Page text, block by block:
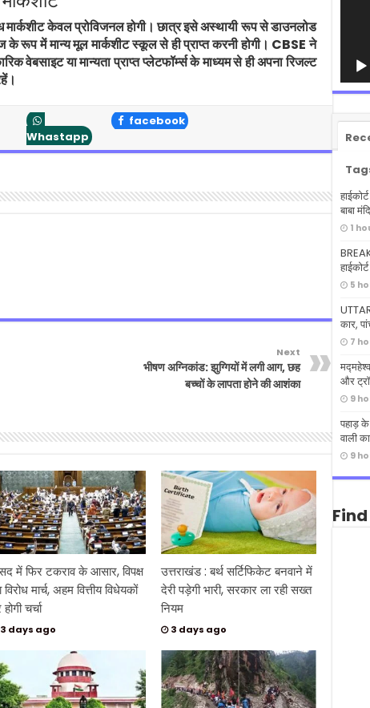
मार्कशीट केवल प्रोविजनल होगी। छात्र इसे अस्थायी रूप से डाउनलोड
में मान्य मूल मार्कशीट स्कूल से ही प्राप्त करनी होगी। CBSE ने
वेबसाइट या मान्यता प्राप्त प्लेटफॉर्म्स के माध्यम से ही अपना रिजल्ट
Whastapp
facebook
Next
भीषण अग्निकांड: झुग्गियों में लगी आग, छह
बच्चों के लापता होने की आशंका
में फिर टकराव के आसार, विपक्ष
विरोध मार्च, अहम वित्तीय विधेयकों
चर्चा
3 days ago
उत्तराखंड : बर्थ सर्टिफिकेट बनवाने में
देरी पड़ेगी भारी, सरकार ला रही सख्त
नियम
3 days ago
बाबा
1
5
कार,
7
और
9
पहाड़ के
वाली
9